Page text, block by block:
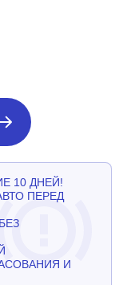
10 ДНЕЙ!
ПЕРЕД
И